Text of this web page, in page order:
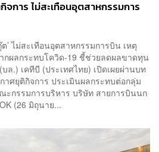
จการ ไม่สะเทือนอุตสาหกรรมการ
’ ไม่สะเทือนอุตสาหกรรมการบิน เหตุ
กผลกระทบโควิด-19 ชี้ช่วยลดผลขาดทุน
เคทีบี (ประเทศไทย) เปิดเผยผ่านบท
กาศยุติกิจการ ประเมินผลกระทบต่อกลุ่ม
ะกรรมการบริหาร บริษัท สายการบินนก
(26 มิถุนาย...